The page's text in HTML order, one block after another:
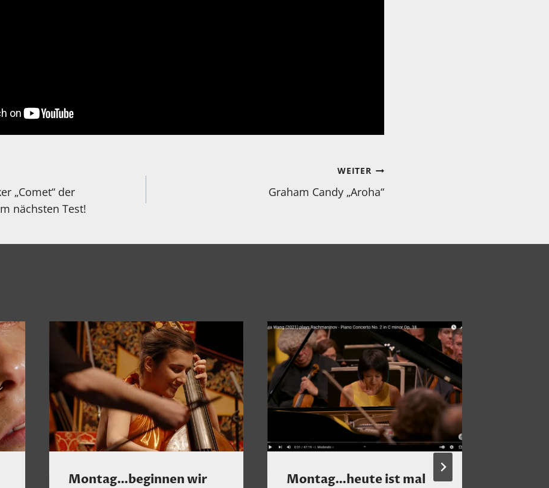
„Comet“ der
nächsten Test!
WEITER
Graham Candy „Aroha“
Montag…beginnen wir
Montag…heute ist mal